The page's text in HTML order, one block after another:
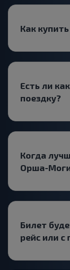
Как
Есть ли
поездку?
Когда
Орша-
Билет
рейс или с